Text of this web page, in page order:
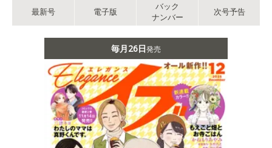
最新号 電子版
バック
ナンバー
次号予告
毎月26日発売